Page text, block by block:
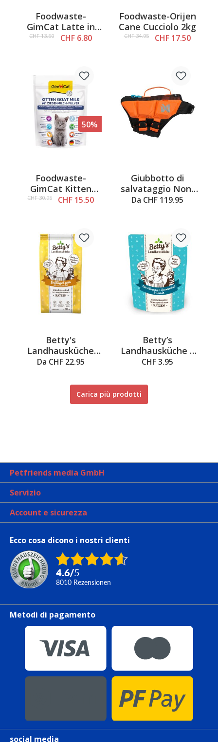
Foodwaste-
GimCat Latte in
polvere Cat-Milk,
CHF 13.50 CHF 6.80
Foodwaste-Orijen
Cane Cucciolo 2kg
CHF 34.95 CHF 17.50
50%
Foodwaste-
GimCat Kitten
Latte di Capra in
CHF 30.95 CHF 15.50
Giubbotto di
salvataggio Non-
Stop Protector
Da CHF 119.95
Betty's
Landhausküche
Adult - Puro
croccantini per
Da CHF 22.95
Betty’s
Landhausküche –
Confezione fresca
canguro e olio di
borragine 250 g
CHF 3.95
Carica più prodotti
Petfriends media GmbH
Servizio
Account e sicurezza
Ecco cosa dicono i nostri clienti
4.6/5
8010 Rezensionen
Metodi di pagamento
social media